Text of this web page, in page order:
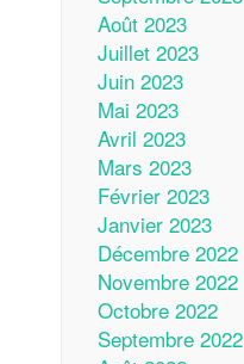
Août 2023
Juillet 2023
Juin 2023
Mai 2023
Avril 2023
Mars 2023
Février 2023
Janvier 2023
Décembre 2022
Novembre 2022
Octobre 2022
Septembre 2022